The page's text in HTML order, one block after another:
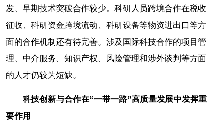
发、早期技术突破合作较少。科研人员跨境合作在税收
征收、科研资金跨境流动、科研设备等物资进出口等方
面的合作机制还有待完善。涉及国际科技合作的项目管
理、中介服务、知识产权、风险管理和涉外谈判等方面
的人才仍较为短缺。
科技创新与合作在“一带一路”高质量发展中发挥重
要作用